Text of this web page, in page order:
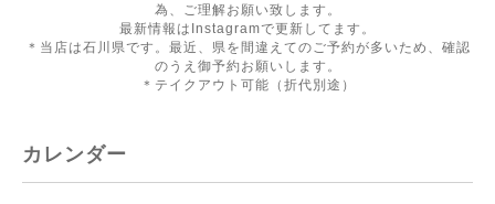
為、ご理解お願い致します。
最新情報はInstagramで更新してます。
＊当店は石川県です。最近、県を間違えてのご予約が多いため、確認
のうえ御予約お願いします。
＊テイクアウト可能（折代別途）
カレンダー